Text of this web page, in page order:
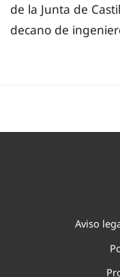
de la Junta de
decano de
Aviso